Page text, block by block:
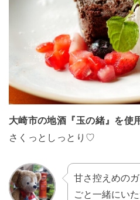
大崎市の地酒『玉の緒』を使
さくっとしっとり♡
甘さ控えめの
ごと一緒にい